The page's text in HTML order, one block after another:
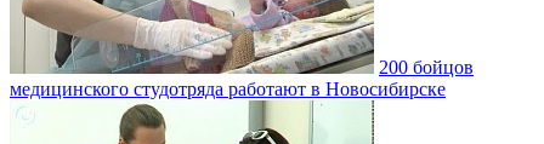
200 бойцов
медицинского студотряда работают в Новосибирске